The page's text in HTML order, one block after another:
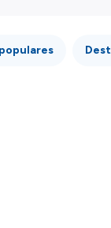
todas
antes de